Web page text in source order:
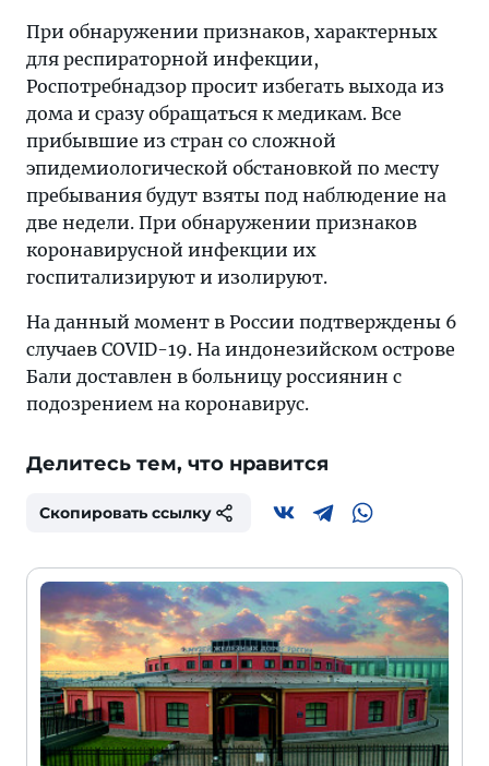
При обнаружении признаков, характерных
для респираторной инфекции,
Роспотребнадзор просит избегать выхода из
дома и сразу обращаться к медикам. Все
прибывшие из стран со сложной
эпидемиологической обстановкой по месту
пребывания будут взяты под наблюдение на
две недели. При обнаружении признаков
коронавирусной инфекции их
госпитализируют и изолируют.
На данный момент в России подтверждены 6
случаев COVID-19. На индонезийском острове
Бали доставлен в больницу россиянин с
подозрением на коронавирус.
Делитесь тем, что нравится
Скопировать ссылку